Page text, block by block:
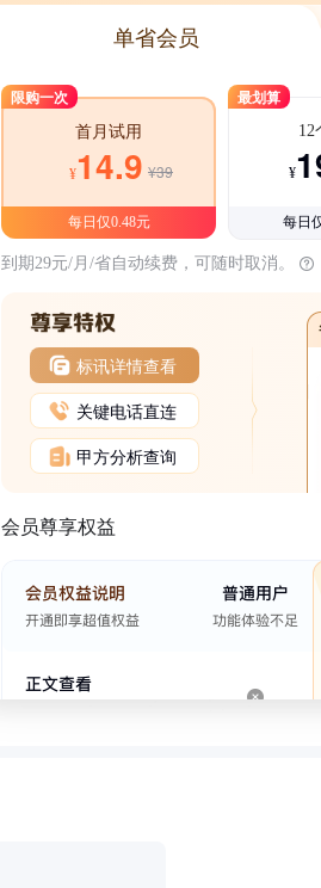
单省会员
限购一次
首月试用
¥14.9 ¥39
每日仅0.48元
最划算
12
¥
每日
到期29元/月/省自动续费，可随时取消。
标讯详情查看
关键电话直连
甲方分析查询
会员尊享权益